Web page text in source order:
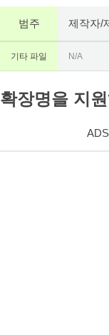
범주 제작자/
기타 파일 N/A
확장명을 지
ADS